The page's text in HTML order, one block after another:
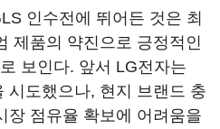
인수전에 뛰어든 것은 최
제품의 약진으로 긍정적인
보인다. 앞서 LG전자는
시도했으나, 현지 브랜드 충
장 점유율 확보에 어려움을